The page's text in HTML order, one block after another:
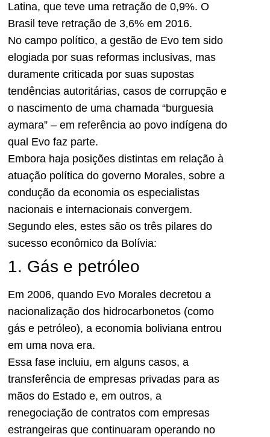
Latina, que teve uma retração de 0,9%. O
Brasil teve retração de 3,6% em 2016.
No campo político, a gestão de Evo tem sido
elogiada por suas reformas inclusivas, mas
duramente criticada por suas supostas
tendências autoritárias, casos de corrupção e
o nascimento de uma chamada “burguesia
aymara” – em referência ao povo indígena do
qual Evo faz parte.
Embora haja posições distintas em relação à
atuação política do governo Morales, sobre a
condução da economia os especialistas
nacionais e internacionais convergem.
Segundo eles, estes são os três pilares do
sucesso econômico da Bolívia:
1. Gás e petróleo
Em 2006, quando Evo Morales decretou a
nacionalização dos hidrocarbonetos (como
gás e petróleo), a economia boliviana entrou
em uma nova era.
Essa fase incluiu, em alguns casos, a
transferência de empresas privadas para as
mãos do Estado e, em outros, a
renegociação de contratos com empresas
estrangeiras que continuaram operando no